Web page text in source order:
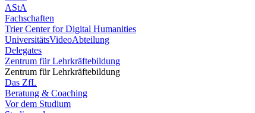
AStA
Fachschaften
Trier Center for Digital Humanities
UniversitätsVideoAbteilung
Delegates
Zentrum für Lehrkräftebildung
Zentrum für Lehrkräftebildung
Das ZfL
Beratung & Coaching
Vor dem Studium